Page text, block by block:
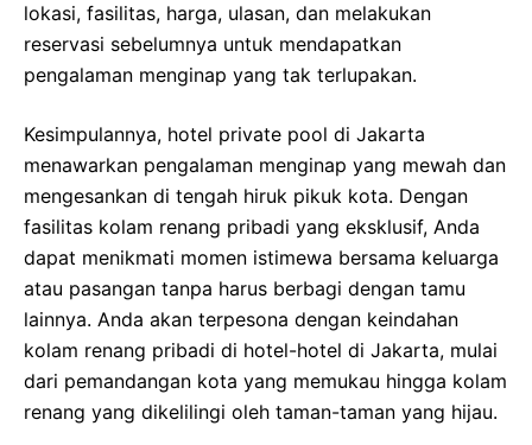
lokasi, fasilitas, harga, ulasan, dan melakukan
reservasi sebelumnya untuk mendapatkan
pengalaman menginap yang tak terlupakan.
Kesimpulannya, hotel private pool di Jakarta
menawarkan pengalaman menginap yang mewah dan
mengesankan di tengah hiruk pikuk kota. Dengan
fasilitas kolam renang pribadi yang eksklusif, Anda
dapat menikmati momen istimewa bersama keluarga
atau pasangan tanpa harus berbagi dengan tamu
lainnya. Anda akan terpesona dengan keindahan
kolam renang pribadi di hotel-hotel di Jakarta, mulai
dari pemandangan kota yang memukau hingga kolam
renang yang dikelilingi oleh taman-taman yang hijau.